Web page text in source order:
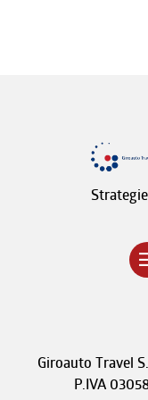
Giroauto Travel
P.IVA